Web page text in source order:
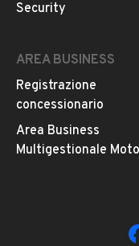
CONDIZIONI DI
ANTERIORE DESTRO.
TUTTA LA
TUTTA ESEGUITA
DALLA CONSEGNA
ULTIMO TAGLIANDO
Security
AREA BUSINESS
Registrazione
concessionario
Area Business
Multigestionale